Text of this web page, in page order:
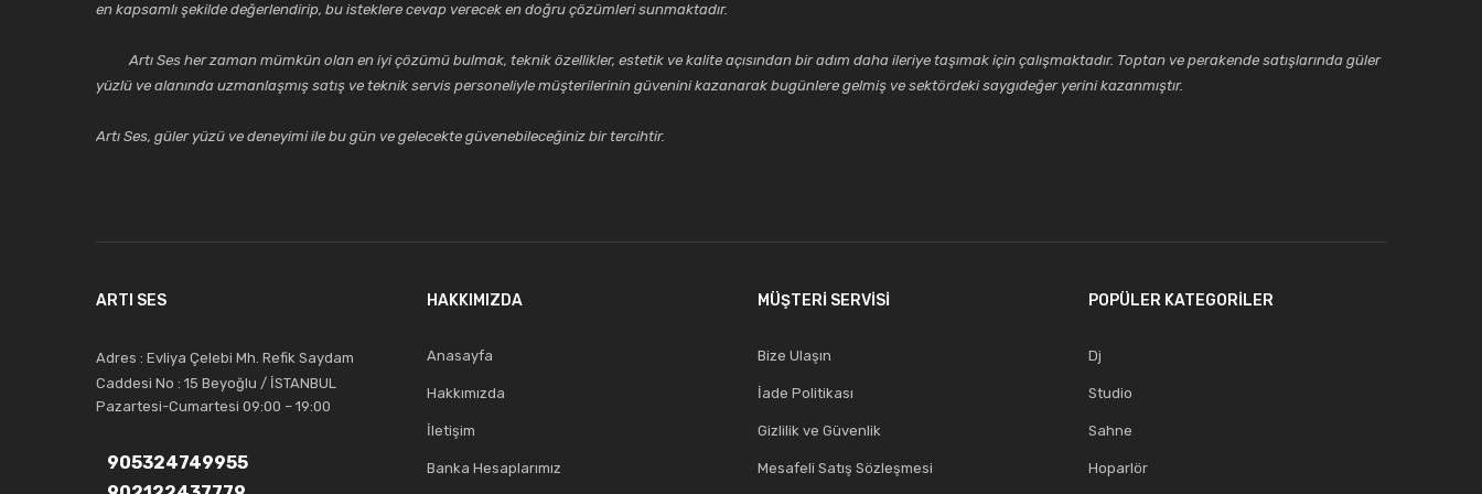
Gönder
en kapsamlı şekilde değerlendirip, bu isteklere cevap verecek en doğru çözümleri sunmaktadır.
Artı Ses her zaman mümkün olan en iyi çözümü bulmak, teknik özellikler, estetik ve kalite açısından bir adım daha ileriye taşımak için çalışmaktadır. Toptan ve perakende satışlarında güler
yüzlü ve alanında uzmanlaşmış satış ve teknik servis personeliyle müşterilerinin güvenini kazanarak bugünlere gelmiş ve sektördeki saygıdeğer yerini kazanmıştır.
Artı Ses, güler yüzü ve deneyimi ile bu gün ve gelecekte güvenebileceğiniz bir tercihtir.
ARTI SES
Adres : Evliya Çelebi Mh. Refik Saydam
Caddesi No : 15 Beyoğlu / İSTANBUL
Pazartesi-Cumartesi 09:00 – 19:00
905324749955
HAKKIMIZDA
Anasayfa
Hakkımızda
İletişim
Banka Hesaplarımız
MÜŞTERİ SERVİSİ
Bize Ulaşın
İade Politikası
Gizlilik ve Güvenlik
Mesafeli Satış Sözleşmesi
POPÜLER KATEGORİLER
Dj
Studio
Sahne
Hoparlör